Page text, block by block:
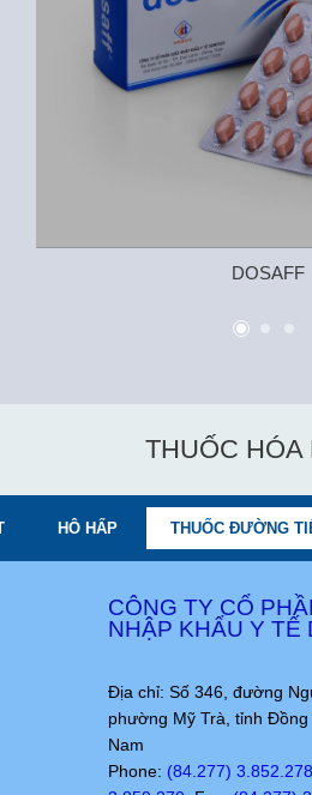
DOSAFF
THUỐC
HÔ HẤP THUỐC ĐƯỜNG
CÔNG TY CỔ
NHẬP KHẨU Y TẾ
Địa chỉ: Số 346, đường
phường Mỹ Trà, tỉnh Đồng
Nam
Phone: (84.277) 3.852.278